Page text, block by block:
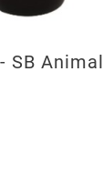
SB Animal